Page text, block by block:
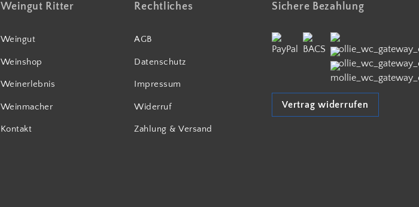
Weingut Ritter
Weingut
Weinshop
Weinerlebnis
Weinmacher
Kontakt
Rechtliches
AGB
Datenschutz
Impressum
Widerruf
Zahlung & Versand
Sichere Bezahlung
Vertrag widerrufen